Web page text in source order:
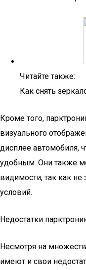
Читайте также:
Как снять
Кроме того,
визуального
дисплее автомобиля,
удобным. Они также
видимости, так как
условий.
Недостатки
Несмотря на
имеют и свои